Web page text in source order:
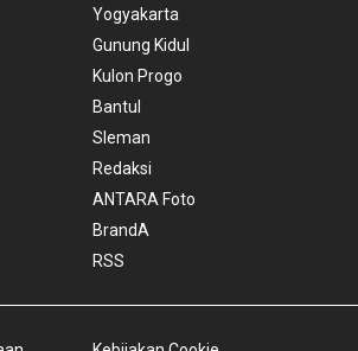
Yogyakarta
Gunung Kidul
Kulon Progo
Bantul
Sleman
Redaksi
ANTARA Foto
BrandA
RSS